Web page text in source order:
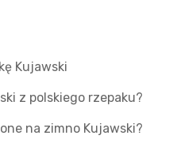
Kujawski
z polskiego rzepaku?
na zimno Kujawski?